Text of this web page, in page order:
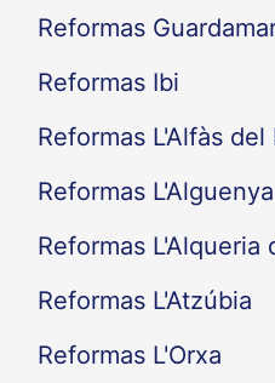
Reformas
Reformas Ibi
Reformas L'Alfàs del
Reformas L'Alguenya
Reformas L'Alqueria
Reformas L'Atzúbia
Reformas L'Orxa